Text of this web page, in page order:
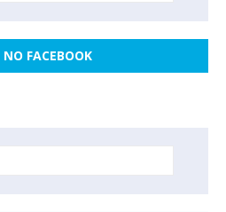
FACEBOOK